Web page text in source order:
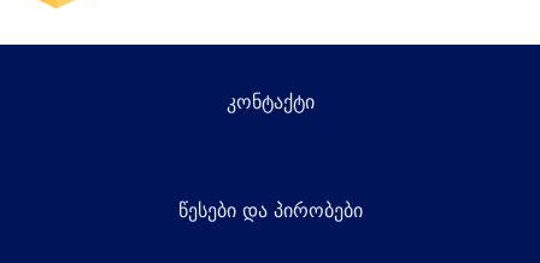
კონტაქტი
წესები და პირობები